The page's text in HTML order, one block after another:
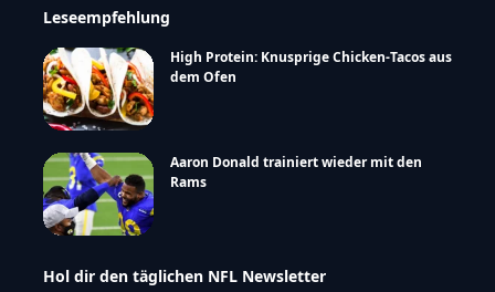
Leseempfehlung
High Protein: Knusprige Chicken-Tacos aus
dem Ofen
Aaron Donald trainiert wieder mit den
Rams
Hol dir den täglichen NFL Newsletter